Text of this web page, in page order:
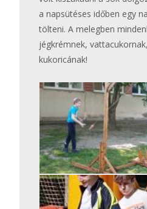
a napsütéses időben egy
tölteni. A melegben
jégkrémnek,
kukoricának!